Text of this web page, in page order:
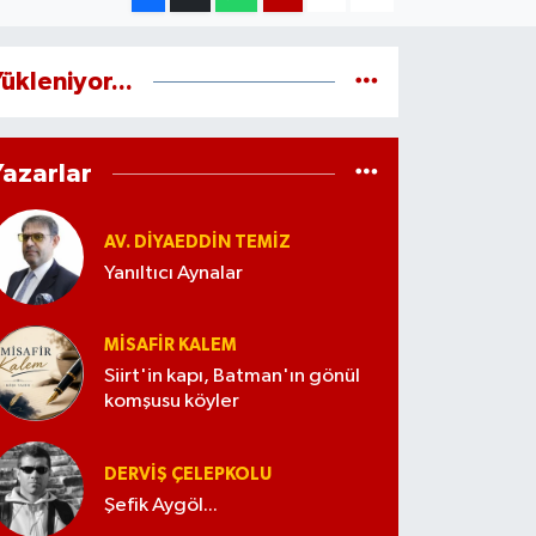
AV. DIYAEDDIN TEMIZ
Yanıltıcı Aynalar
MISAFIR KALEM
Siirt'in kapı, Batman'ın gönül
komşusu köyler
DERVIŞ ÇELEPKOLU
Şefik Aygöl...